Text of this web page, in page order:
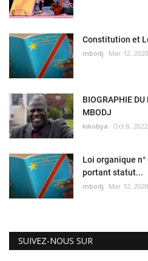
Constitution et
mbodj Mar 12, 2020
BIOGRAPHIE DU
MBODJ
kikobya Oct 8, 2022
Loi organique
portant statut...
mbodj Mar 12, 2020
SUIVEZ-NOUS SUR